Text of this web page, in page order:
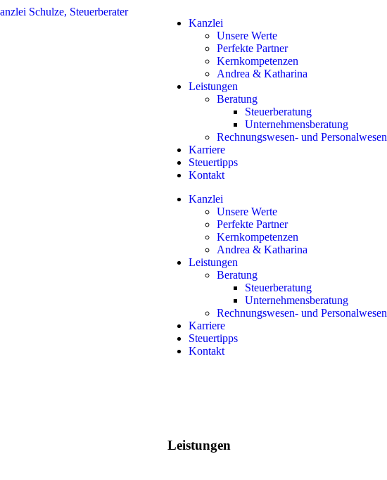
Kanzlei
Unsere Werte
Perfekte Partner
Kernkompetenzen
Andrea & Katharina
Leistungen
Beratung
Steuerberatung
Unternehmensberatung
Rechnungswesen- und Personalwesen
Karriere
Steuertipps
Kontakt
Kanzlei
Unsere Werte
Perfekte Partner
Kernkompetenzen
Andrea & Katharina
Leistungen
Beratung
Steuerberatung
Unternehmensberatung
Rechnungswesen- und Personalwesen
Karriere
Steuertipps
Kontakt
Leistungen